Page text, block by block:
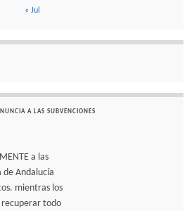
« Jul
A LAS SUBVENCIONES
a las
de Andalucía
mientras los
recuperar todo